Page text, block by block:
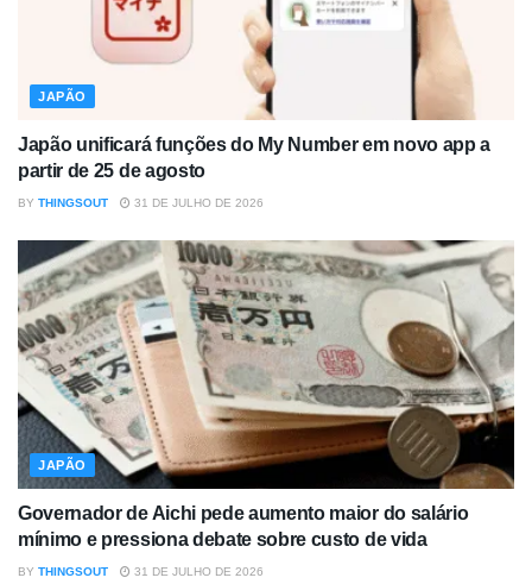
JAPÃO
Japão unificará funções do My Number em novo app a
partir de 25 de agosto
BY THINGSOUT 31 DE JULHO DE 2026
JAPÃO
Governador de Aichi pede aumento maior do salário
mínimo e pressiona debate sobre custo de vida
BY THINGSOUT 31 DE JULHO DE 2026